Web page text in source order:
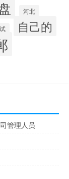
河北
自己的
管理人员